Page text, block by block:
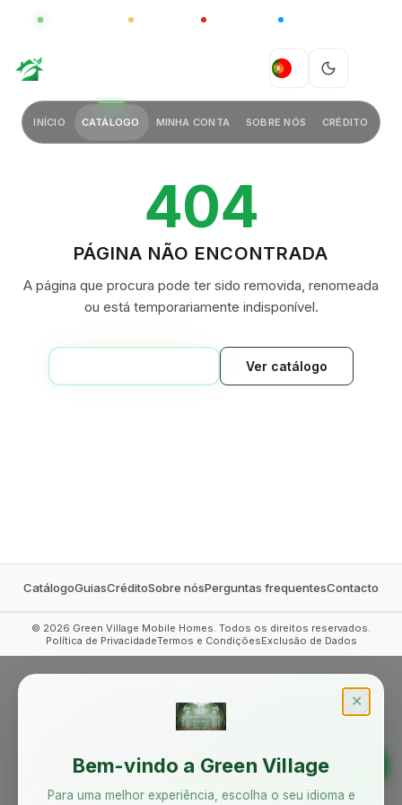
GLOBAL CHINA
PT
INÍCIO CATÁLOGO MINHA CONTA SOBRE NÓS CRÉDITO
404
PÁGINA NÃO ENCONTRADA
A página que procura pode ter sido removida, renomeada
ou está temporariamente indisponível.
Ver catálogo
CatálogoGuiasCréditoSobre nósPerguntas frequentesContacto
© 2026 Green Village Mobile Homes. Todos os direitos reservados.
Política de PrivacidadeTermos e CondiçõesExclusão de Dados
✕
Bem-vindo a Green Village
Para uma melhor experiência, escolha o seu idioma e